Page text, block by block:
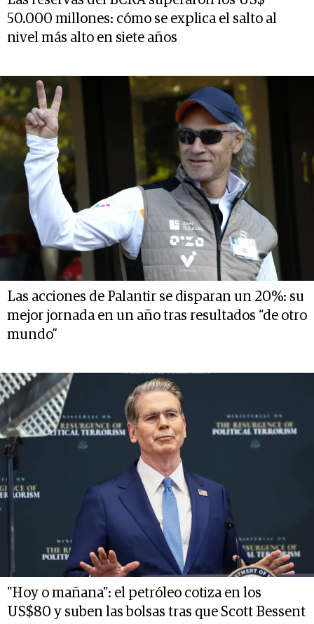
50.000 millones: cómo se explica el salto al
nivel más alto en siete años
Las acciones de Palantir se disparan un 20%: su
mejor jornada en un año tras resultados “de otro
mundo”
"Hoy o mañana": el petróleo cotiza en los
US$80 y suben las bolsas tras que Scott Bessent